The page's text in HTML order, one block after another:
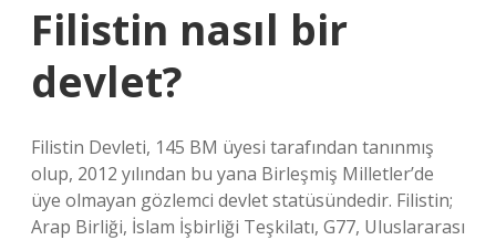
Filistin nasıl bir
devlet?
Filistin Devleti, 145 BM üyesi tarafından tanınmış
olup, 2012 yılından bu yana Birleşmiş Milletler’de
üye olmayan gözlemci devlet statüsündedir. Filistin;
Arap Birliği, İslam İşbirliği Teşkilatı, G77, Uluslararası